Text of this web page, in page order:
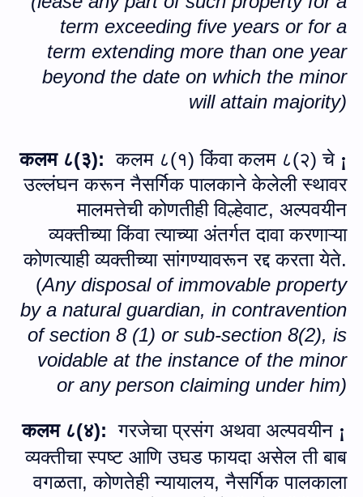
term exceeding five years or for a
term extending more than one year
beyond the date on which the minor
will attain majority)
¡
कलम ८(३):
कलम ८(१) किंवा कलम ८(२) चे
उल्लंघन करून नैसर्गिक पालकाने केलेली स्थावर
मालमत्तेची कोणतीही विल्हेवाट, अल्पवयीन
व्यक्तीच्या किंवा त्याच्या अंतर्गत दावा करणाऱ्या
कोणत्याही व्यक्तीच्या सांगण्यावरून रद्द करता येते.
(Any disposal of immovable property
by a natural guardian, in contravention
of section 8 (1) or sub-section 8(2), is
voidable at the instance of the minor
or any person claiming under him)
¡
गरजेचा प्रसंग अथवा अल्पवयीन
व्यक्तीचा स्पष्ट आणि उघड फायदा असेल ती बाब
वगळता, कोणतेही न्यायालय, नैसर्गिक पालकाला